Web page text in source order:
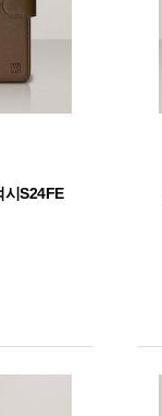
시S24FE